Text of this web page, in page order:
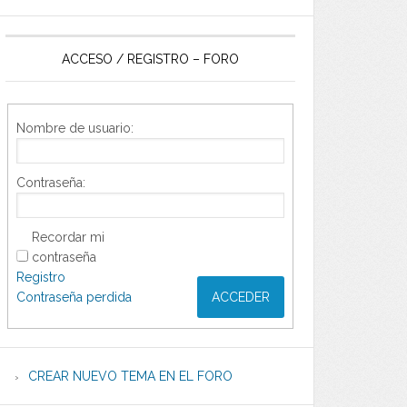
ACCESO / REGISTRO – FORO
Nombre de usuario:
Contraseña:
Recordar mi
contraseña
ACCEDER
Registro
Contraseña perdida
CREAR NUEVO TEMA EN EL FORO